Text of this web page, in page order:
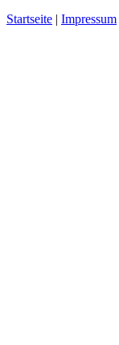
Startseite | Impressum